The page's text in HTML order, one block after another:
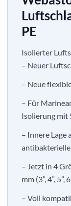
PE
Isolierter
– Neuer
– Neue
– Für
Isolierung mit
– Innere Lage
– Jetzt in 4
mm (3”, 4”, 5”,
– Voll